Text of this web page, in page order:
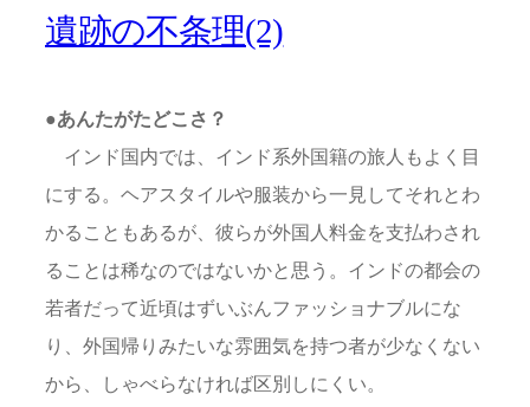
遺跡の不条理(2)
●あんたがたどこさ？
インド国内では、インド系外国籍の旅人もよく目
にする。ヘアスタイルや服装から一見してそれとわ
かることもあるが、彼らが外国人料金を支払わされ
ることは稀なのではないかと思う。インドの都会の
若者だって近頃はずいぶんファッショナブルにな
り、外国帰りみたいな雰囲気を持つ者が少なくない
から、しゃべらなければ区別しにくい。